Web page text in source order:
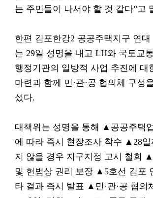
는 주민들이 나서야 할 것 같다”고
한편 김포한강2 공공주택지구 연대
는 29일 성명을 내고 LH와 국토교
행정기관의 일방적 사업 추진에 대
마련과 함께 민·관·공 협의체 구성
섰다.
대책위는 성명을 통해 ▲공공주택
에 따라 즉시 현장조사 착수 ▲28
지 않을 경우 지구지정 고시 철회
및 헌법상 권리 보장 ▲5호선 김포
타 결과 즉시 발표 ▲민·관·공 협의